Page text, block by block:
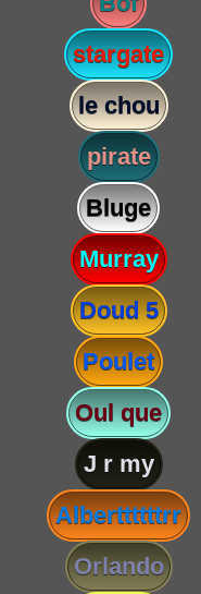
stargate
le chou
pirate
Bluge
Murray
Doud 5
Poulet
Oul que
J r my
Alberttttttrr
Orlando